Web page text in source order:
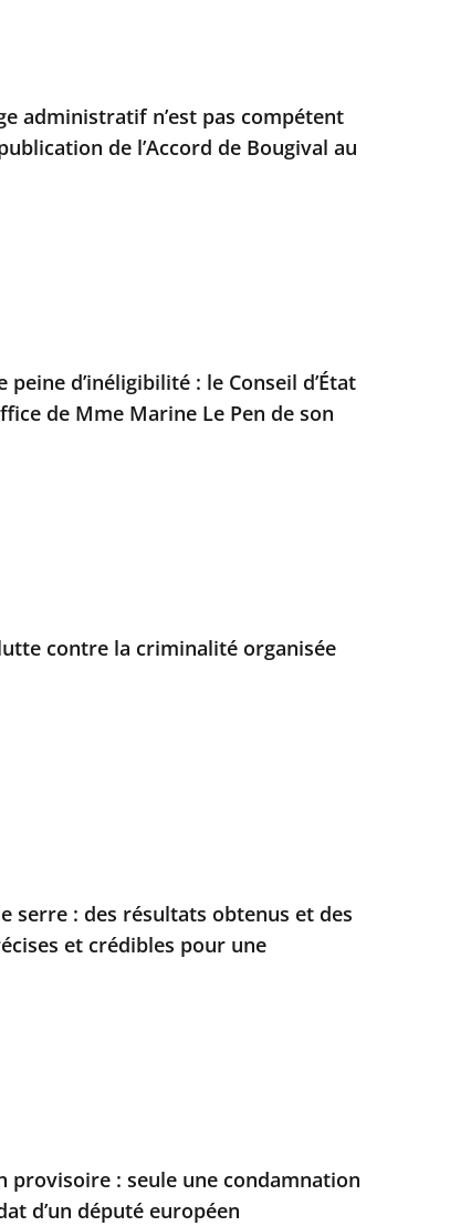
administratif n’est pas compétent
de l’Accord de Bougival au
d’inéligibilité : le Conseil d’État
de Mme Marine Le Pen de son
contre la criminalité organisée
serre : des résultats obtenus et des
et crédibles pour une
provisoire : seule une condamnation
d’un député européen